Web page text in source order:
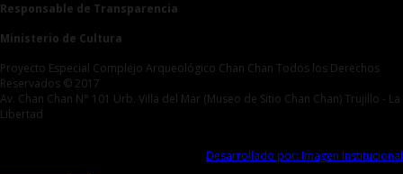
Responsable de Transparencia
Ministerio de Cultura
Proyecto Especial Complejo Arqueológico Chan Chan Todos los Derechos
Reservados © 2017
Av. Chan Chan N° 101 Urb. Villa del Mar (Museo de Sitio Chan Chan) Trujillo - La
Libertad
Desarrollado por: Imagen Institucional